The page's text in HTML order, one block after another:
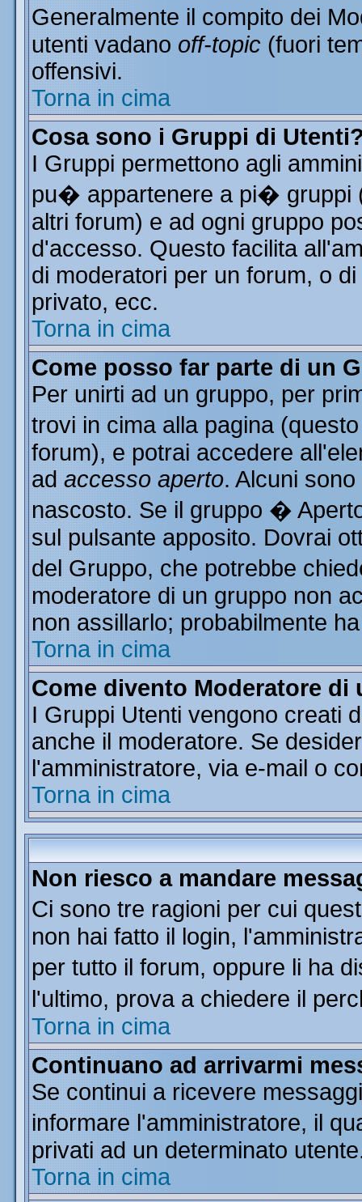
Generalmente il compito dei
utenti vadano off-topic (fuori
offensivi.
Torna in cima
Cosa sono i Gruppi di
I Gruppi permettono agli
pu� appartenere a pi� gruppi
altri forum) e ad ogni gruppo
d'accesso. Questo facilita
di moderatori per un forum, o
privato, ecc.
Torna in cima
Come posso far parte di un
Per unirti ad un gruppo, per
trovi in cima alla pagina
forum), e potrai accedere
ad accesso aperto. Alcuni
nascosto. Se il gruppo �
sul pulsante apposito. Dovrai
del Gruppo, che potrebbe
moderatore di un gruppo non
non assillarlo; probabilmente
Torna in cima
Come divento Moderatore di
I Gruppi Utenti vengono creati
anche il moderatore. Se
l'amministratore, via e-mail o
Torna in cima
Non riesco a mandare
Ci sono tre ragioni per cui
non hai fatto il login,
per tutto il forum, oppure li ha
l'ultimo, prova a chiedere il
Torna in cima
Continuano ad arrivarmi
Se continui a ricevere
informare l'amministratore, il
privati ad un determinato
Torna in cima